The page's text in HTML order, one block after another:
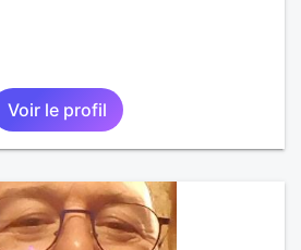
Voir le profil